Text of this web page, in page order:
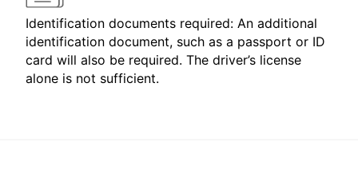
Identification documents required: An additional
identification document, such as a passport or ID
card will also be required. The driver’s license
alone is not sufficient.